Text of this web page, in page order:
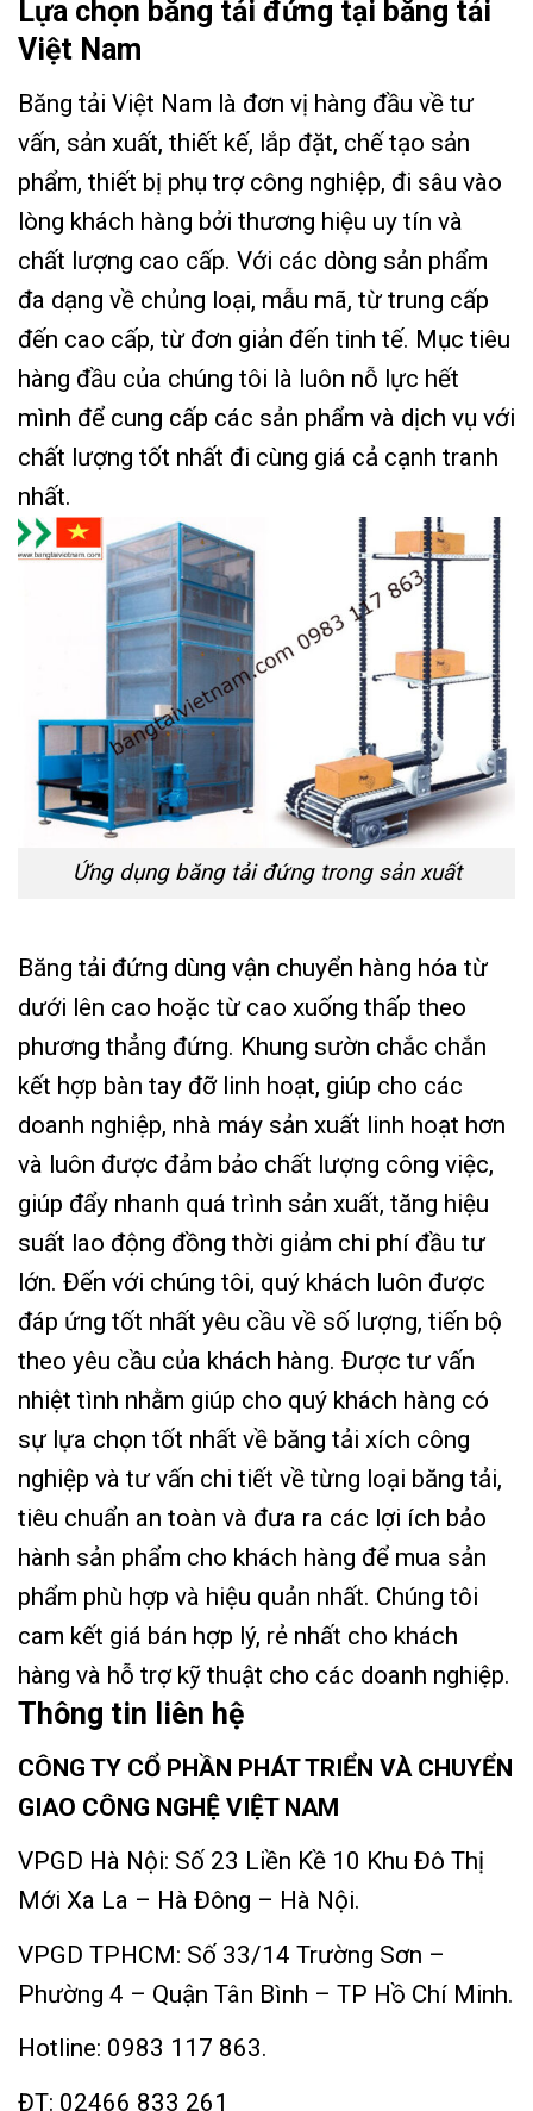
Lựa chọn băng tải đứng tại băng tải
Việt Nam
Băng tải Việt Nam là đơn vị hàng đầu về tư
vấn, sản xuất, thiết kế, lắp đặt, chế tạo sản
phẩm, thiết bị phụ trợ công nghiệp, đi sâu vào
lòng khách hàng bởi thương hiệu uy tín và
chất lượng cao cấp. Với các dòng sản phẩm
đa dạng về chủng loại, mẫu mã, từ trung cấp
đến cao cấp, từ đơn giản đến tinh tế. Mục tiêu
hàng đầu của chúng tôi là luôn nỗ lực hết
mình để cung cấp các sản phẩm và dịch vụ với
chất lượng tốt nhất đi cùng giá cả cạnh tranh
nhất.
Ứng dụng băng tải đứng trong sản xuất
Băng tải đứng dùng vận chuyển hàng hóa từ
dưới lên cao hoặc từ cao xuống thấp theo
phương thẳng đứng. Khung sườn chắc chắn
kết hợp bàn tay đỡ linh hoạt, giúp cho các
doanh nghiệp, nhà máy sản xuất linh hoạt hơn
và luôn được đảm bảo chất lượng công việc,
giúp đẩy nhanh quá trình sản xuất, tăng hiệu
suất lao động đồng thời giảm chi phí đầu tư
lớn. Đến với chúng tôi, quý khách luôn được
đáp ứng tốt nhất yêu cầu về số lượng, tiến bộ
theo yêu cầu của khách hàng. Được tư vấn
nhiệt tình nhằm giúp cho quý khách hàng có
sự lựa chọn tốt nhất về băng tải xích công
nghiệp và tư vấn chi tiết về từng loại băng tải,
tiêu chuẩn an toàn và đưa ra các lợi ích bảo
hành sản phẩm cho khách hàng để mua sản
phẩm phù hợp và hiệu quản nhất. Chúng tôi
cam kết giá bán hợp lý, rẻ nhất cho khách
hàng và hỗ trợ kỹ thuật cho các doanh nghiệp.
Thông tin liên hệ
CÔNG TY CỔ PHẦN PHÁT TRIỂN VÀ CHUYỂN
GIAO CÔNG NGHỆ VIỆT NAM
VPGD Hà Nội: Số 23 Liền Kề 10 Khu Đô Thị
Mới Xa La – Hà Đông – Hà Nội.
VPGD TPHCM: Số 33/14 Trường Sơn –
Phường 4 – Quận Tân Bình – TP Hồ Chí Minh.
Hotline: 0983 117 863.
ĐT: 02466 833 261